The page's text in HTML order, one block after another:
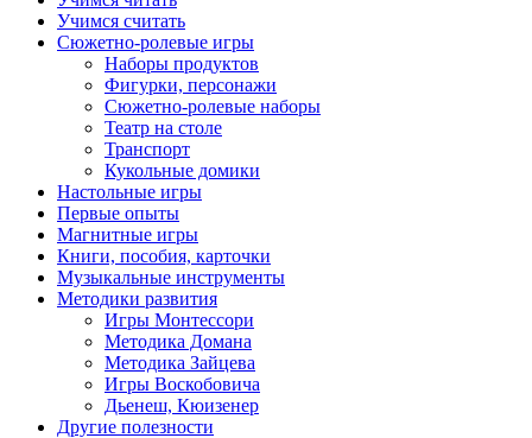
Учимся считать
Сюжетно-ролевые игры
Наборы продуктов
Фигурки, персонажи
Сюжетно-ролевые наборы
Театр на столе
Транспорт
Кукольные домики
Настольные игры
Первые опыты
Магнитные игры
Книги, пособия, карточки
Музыкальные инструменты
Методики развития
Игры Монтессори
Методика Домана
Методика Зайцева
Игры Воскобовича
Дьенеш, Кюизенер
Другие полезности